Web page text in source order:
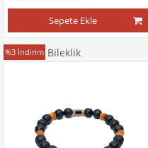
Sepete Ekle
Doğaltaş Bileklik
%3 İndirim